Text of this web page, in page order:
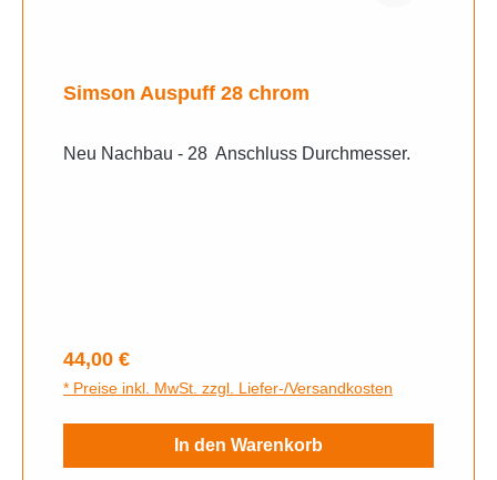
Simson Auspuff 28 chrom
Neu Nachbau - 28 Anschluss Durchmesser.
Regulärer Preis:
44,00 €
* Preise inkl. MwSt. zzgl. Liefer-/Versandkosten
In den Warenkorb